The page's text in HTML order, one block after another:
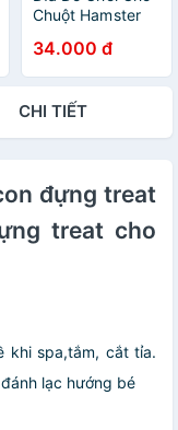
Chuột Hamster
34.000 đ
CHI TIẾT
đựng treat
treat cho
khi spa,tắm, cắt tỉa.
lạc hướng bé